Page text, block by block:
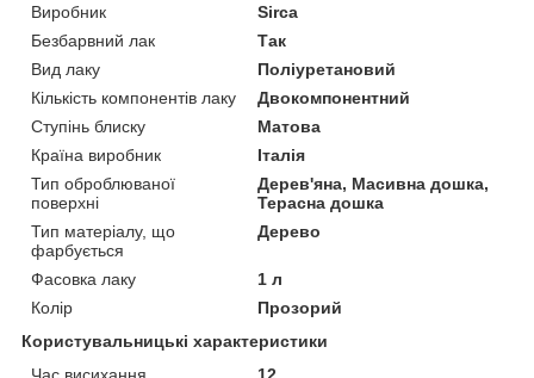
Виробник
Sirca
Безбарвний лак
Так
Вид лаку
Поліуретановий
Кількість компонентів лаку
Двокомпонентний
Ступінь блиску
Матова
Країна виробник
Італія
Тип оброблюваної
поверхні
Дерев'яна, Масивна дошка,
Терасна дошка
Тип матеріалу, що
фарбується
Дерево
Фасовка лаку
1 л
Колір
Прозорий
Користувальницькі характеристики
Час висихання
12